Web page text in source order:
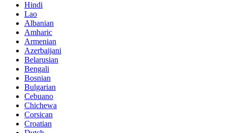
Hindi
Lao
Albanian
Amharic
Armenian
Azerbaijani
Belarusian
Bengali
Bosnian
Bulgarian
Cebuano
Chichewa
Corsican
Croatian